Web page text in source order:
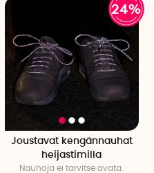
24%
Joustavat kengännauhat
heijastimilla
Nauhoja ei tarvitse avata.